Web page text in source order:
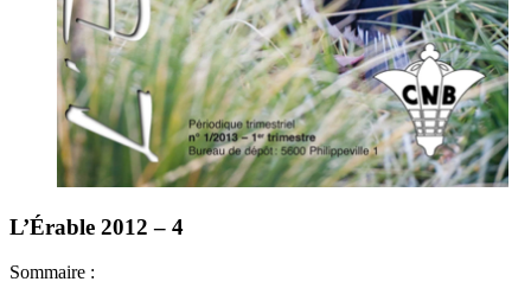
L’Érable 2012 – 4
Sommaire :